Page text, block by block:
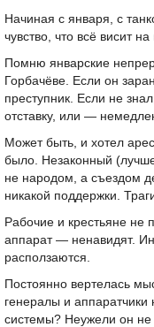
Начиная с января, с
чувство, что всё висит на
Помню январские
Горбачёве. Если он
преступник. Если не
отставку, или —
Может быть, и хотел
было. Незаконный
не народом, а съездом
никакой поддержки.
Рабочие и крестьяне не
аппарат — ненавидят.
расползаются.
Постоянно вертелась
генералы и аппаратчики
системы? Неужели он не